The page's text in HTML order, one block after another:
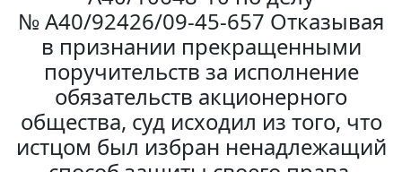
№ А40/92426/09-45-657 Отказывая
в признании прекращенными
поручительств за исполнение
обязательств акционерного
общества, суд исходил из того, что
истцом был избран ненадлежащий